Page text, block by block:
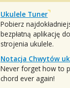
Ukulele Tuner
Pobierz
bezpłatną aplikację do
strojenia ukulele.
Notacja Chwytów
Never forget how to
chord ever again!